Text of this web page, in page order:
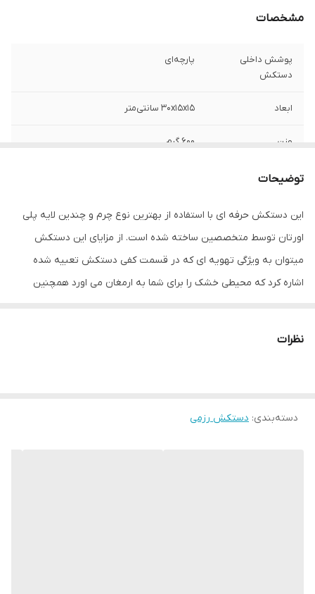
مشخصات
پوشش داخلی
دستکش
پارچه‌ای
ابعاد 30x15x15 سانتی‌متر
وزن 600 گرم
نوع بست
مناسب برای ورزش بوکس , ووشو , کیک بوکس
، سایز ۸ مناسب نونهالان ، سایز ۱۰ مناسب
توضیحات
این دستکش حرفه ای با استفاده از بهترین نوع چرم و چندین لایه پلی
اورتان توسط متخصصین ساخته شده است. از مزایای این دستکش
میتوان به ویژگی تهویه ای که در قسمت کفی دستکش تعبیه شده
اشاره کرد که محیطی خشک را برای شما به ارمغان می اورد همچنین
نظرات
دسته‌بندی: دستکش رزمی